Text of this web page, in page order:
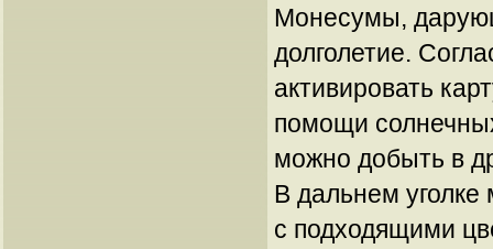
Монесумы,
долголетие.
активировать
помощи
можно добыть в
В дальнем
с подходящими